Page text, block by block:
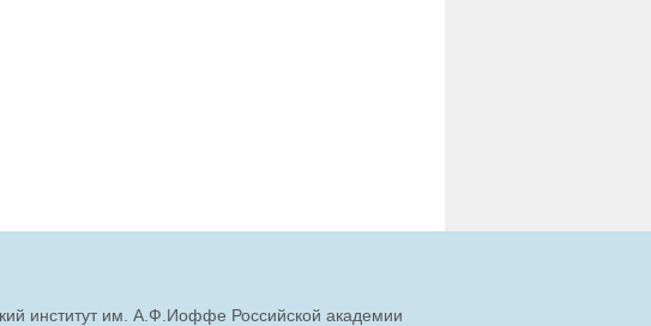
институт им. А.Ф.Иоффе Российской академии